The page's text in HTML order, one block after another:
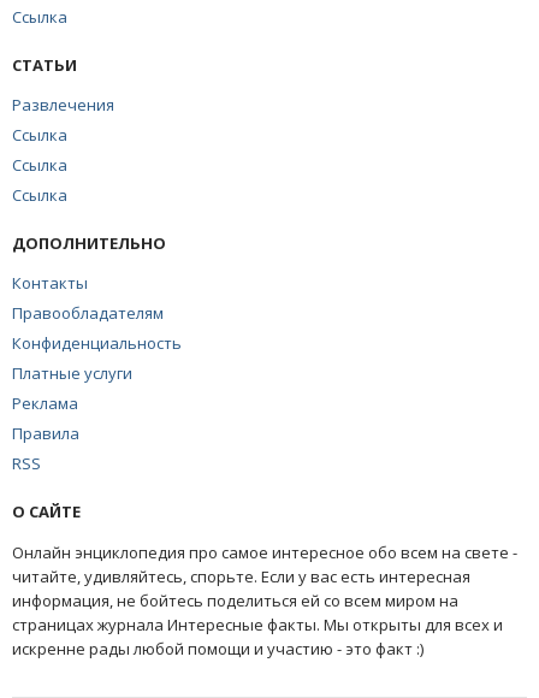
Ссылка
СТАТЬИ
Развлечения
Ссылка
Ссылка
Ссылка
ДОПОЛНИТЕЛЬНО
Контакты
Правообладателям
Конфиденциальность
Платные услуги
Реклама
Правила
RSS
О САЙТЕ
Онлайн энциклопедия про самое интересное обо всем на свете -
читайте, удивляйтесь, спорьте. Если у вас есть интересная
информация, не бойтесь поделиться ей со всем миром на
страницах журнала Интересные факты. Мы открыты для всех и
искренне рады любой помощи и участию - это факт :)